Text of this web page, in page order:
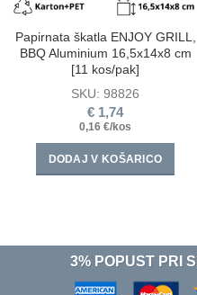
Papirnata škatla ENJOY GRILL,
BBQ Aluminium 16,5х14х8 cm
[11 kos/pak]
SKU: 98826
€ 1,74
0,16 €/kos
DODAJ V KOŠARICO
3% POPUST PRI